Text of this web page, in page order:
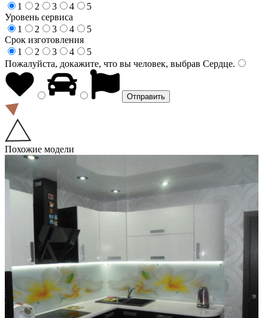
1
2 3 4
5
Уровень сервиса
1
2 3 4
5
Срок изготовления
1
2 3 4
5
Пожалуйста, докажите, что вы человек, выбрав Сердце.
Похожие модели